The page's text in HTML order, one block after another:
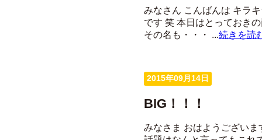
みなさん こんばんは キラ
です 笑 本日はとっておき
その名も・・・ ...続きを読
2015年09月14日
BIG！！！
みなさま おはようござい